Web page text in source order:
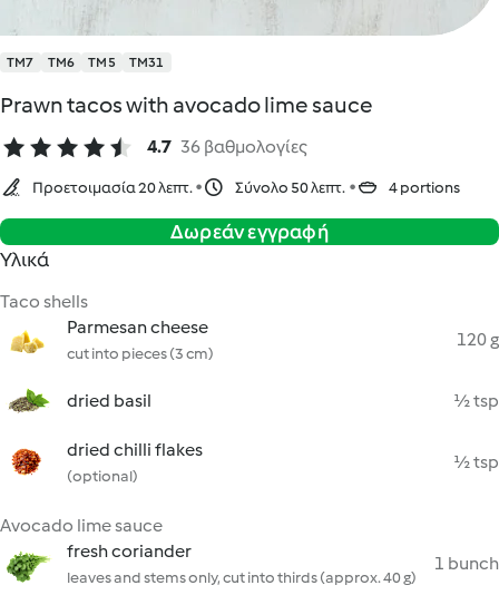
TM7 TM6 TM5 TM31
Prawn tacos with avocado lime sauce
4.7 36 βαθμολογίες
Προετοιμασία 20 λεπτ. Σύνολο 50 λεπτ. 4 portions
Δωρεάν εγγραφή
Υλικά
Taco shells
Parmesan cheese
cut into pieces (3 cm)
120 g
dried basil ½ tsp
dried chilli flakes
(optional)
½ tsp
Avocado lime sauce
fresh coriander
leaves and stems only, cut into thirds (approx. 40 g)
1 bunch